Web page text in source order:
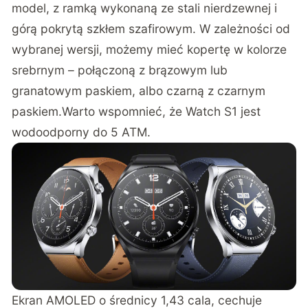
model, z ramką wykonaną ze stali nierdzewnej i
górą pokrytą szkłem szafirowym. W zależności od
wybranej wersji, możemy mieć kopertę w kolorze
srebrnym – połączoną z brązowym lub
granatowym paskiem, albo czarną z czarnym
paskiem.Warto wspomnieć, że Watch S1 jest
wodoodporny do 5 ATM.
Ekran AMOLED o średnicy 1,43 cala, cechuje